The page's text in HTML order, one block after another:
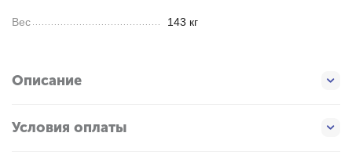
Вес 143 кг
Описание
Условия оплаты